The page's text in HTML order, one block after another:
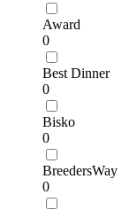
Award
0
Best Dinner
0
Bisko
0
BreedersWay
0